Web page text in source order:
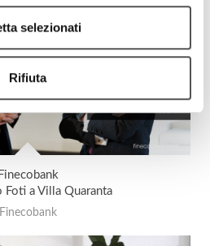
selezionati
Rifiuta
Finecobank
Foti a Villa Quaranta
Finecobank